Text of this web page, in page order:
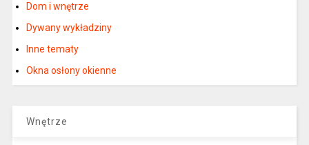
Dom i wnętrze
Dywany wykładziny
Inne tematy
Okna osłony okienne
Wnętrze